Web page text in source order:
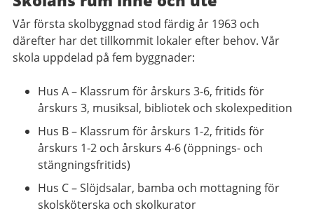
Vår första skolbyggnad stod färdig år 1963 och
därefter har det tillkommit lokaler efter behov. Vår
skola uppdelad på fem byggnader:
Hus A – Klassrum för årskurs 3-6, fritids för
årskurs 3, musiksal, bibliotek och skolexpedition
Hus B – Klassrum för årskurs 1-2, fritids för
årskurs 1-2 och årskurs 4-6 (öppnings- och
stängningsfritids)
Hus C – Slöjdsalar, bamba och mottagning för
skolsköterska och skolkurator